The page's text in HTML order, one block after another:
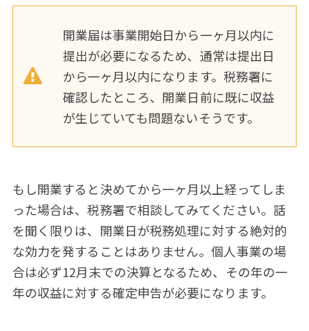
開業届は事業開始日から一ヶ月以内に
提出が必要になるため、通常は提出日
から一ヶ月以内になります。税務署に
確認したところ、開業日前に既に収益
が生じていても問題ないそうです。
もし開業すると決めてから一ヶ月以上経ってしま
った場合は、税務署で相談してみてください。話
を聞く限りは、開業日が税務処理に対する絶対的
な効力を発することはありません。個人事業の場
合は必ず12月末での決算となるため、その年の一
年の収益に対する確定申告が必要になります。